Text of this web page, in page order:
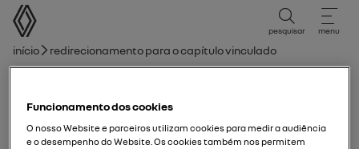
Manual do Utilizador
pesquisar menu
Caminho de navegação
Início Redirecionamento para o capítulo vinculado
Funcionamento dos cookies
O nosso Website e parceiros utilizam cookies para medir a audiência
e o desempenho do Website. Os cookies também nos permitem